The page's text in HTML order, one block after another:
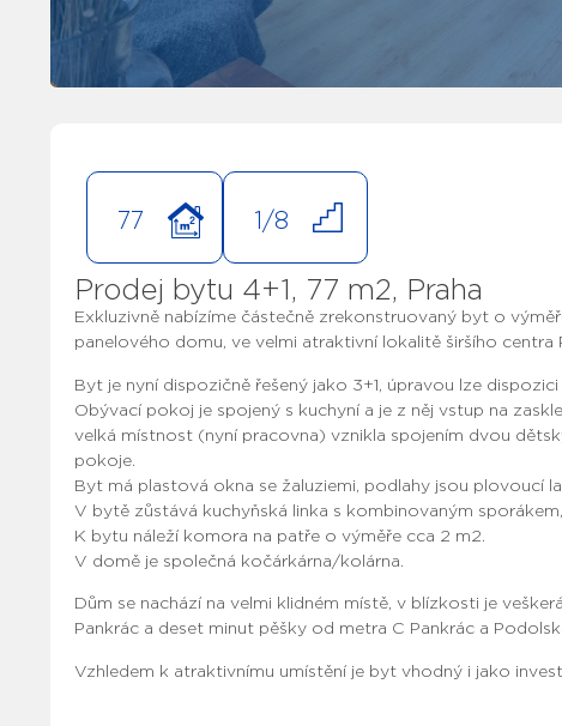
77 1/8
Prodej bytu 4+1, 77 m2, Praha
Exkluzivně nabízíme částečně zrekonstruovaný byt o
panelového domu, ve velmi atraktivní lokalitě širšího centra
Byt je nyní dispozičně řešený jako 3+1, úpravou lze
Obývací pokoj je spojený s kuchyní a je z něj vstup na
velká místnost (nyní pracovna) vznikla spojením dvou
pokoje.
Byt má plastová okna se žaluziemi, podlahy jsou plovoucí
V bytě zůstává kuchyňská linka s kombinovaným
K bytu náleží komora na patře o výměře cca 2 m2.
V domě je společná kočárkárna/kolárna.
Dům se nachází na velmi klidném místě, v blízkosti je
Pankrác a deset minut pěšky od metra C Pankrác a
Vzhledem k atraktivnímu umístění je byt vhodný i jako